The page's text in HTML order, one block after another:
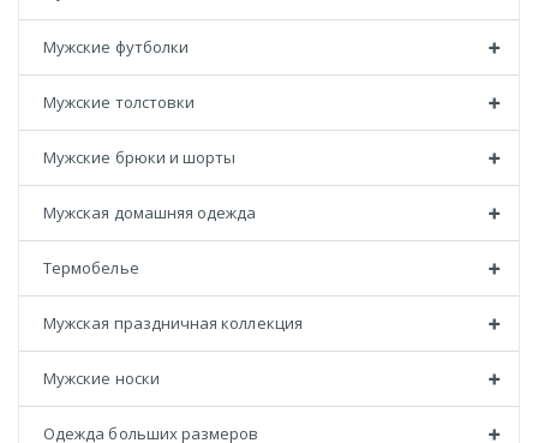
Мужские футболки
Мужские толстовки
Мужские брюки и шорты
Мужская домашняя одежда
Термобелье
Мужская праздничная коллекция
Мужские носки
Одежда больших размеров